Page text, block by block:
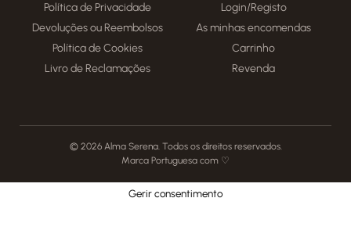
Política de Privacidade
Devoluções ou Reembolsos
Política de Cookies
Livro de Reclamações
Login/Registo
As minhas encomendas
Carrinho
Revenda
© 2026 Alma Serena. Todos os direitos reservados.
Marca Portuguesa com ♡
Gerir consentimento